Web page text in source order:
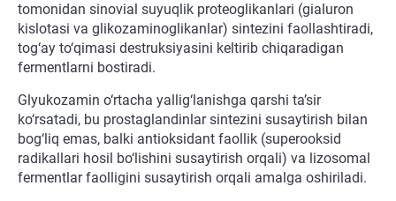
tomonidan sinovial suyuqlik proteoglikanlari (gialuron
kislotasi va glikozaminoglikanlar) sintezini faollashtiradi,
tog‘ay to‘qimasi destruksiyasini keltirib chiqaradigan
fermentlarni bostiradi.
Glyukozamin o‘rtacha yallig‘lanishga qarshi ta’sir
ko‘rsatadi, bu prostaglandinlar sintezini susaytirish bilan
bog‘liq emas, balki antioksidant faollik (superooksid
radikallari hosil bo‘lishini susaytirish orqali) va lizosomal
fermentlar faolligini susaytirish orqali amalga oshiriladi.